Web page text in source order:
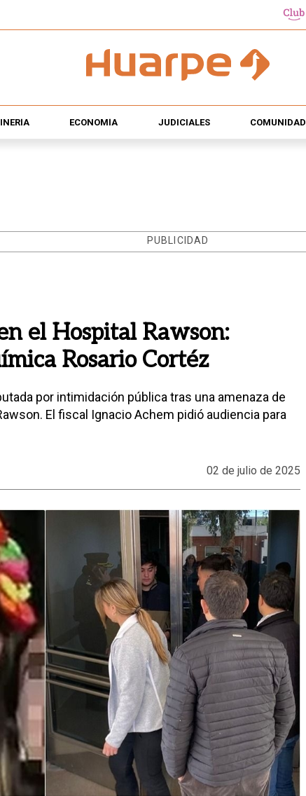
ECONOMÍA JUDICIALES COMUNIDAD
PUBLICIDAD
el Hospital Rawson:
Rosario Cortéz
por intimidación pública tras una amenaza de
El fiscal Ignacio Achem pidió audiencia para
02 de julio de 2025